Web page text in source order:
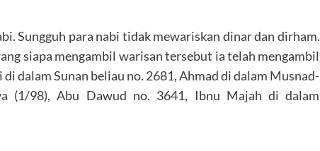
Sungguh para nabi tidak mewariskan dinar dan dirham.
siapa mengambil warisan tersebut ia telah mengambil
dalam Sunan beliau no. 2681, Ahmad di dalam Musnad-
(1/98), Abu Dawud no. 3641, Ibnu Majah di dalam